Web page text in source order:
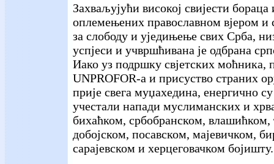
Захваљујући високој свијести
оплемењених православном вјером и
за слободу и уједињење свих Срба,
успјеси и учвршћивана је одбрана
Иако уз подршку свјетских моћника,
UNPROFOR-а и присуство страних
прије свега муџахедина, енергично
учестали напади муслиманских и
бихаћком, србобранском, влашићком,
добојском, посавском, мајевичком,
сарајевском и херцеговачком бојишту.